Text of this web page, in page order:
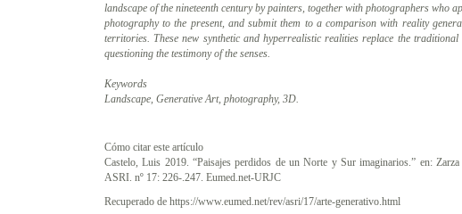
landscape of the nineteenth century by painters, together with photographers who
photography to the present, and submit them to a comparison with reality
territories. These new synthetic and hyperrealistic realities replace the
questioning the testimony of the senses.
Keywords
Landscape, Generative Art, photography, 3D.
Cómo citar este artículo
Castelo, Luis 2019. “Paisajes perdidos de un Norte y Sur imaginarios.” en:
ASRI. nº 17: 226-.247. Eumed.net-URJC
Recuperado de https://www.eumed.net/rev/asri/17/arte-generativo.html